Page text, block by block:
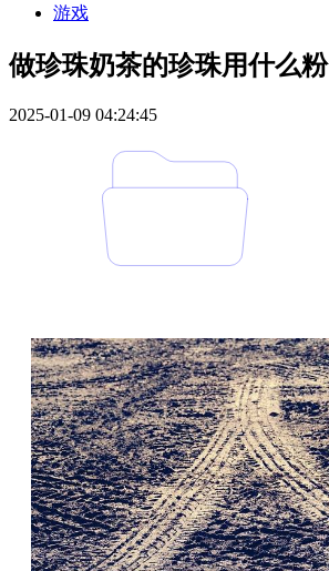
游戏
做珍珠奶茶的珍珠用什么粉
2025-01-09 04:24:45